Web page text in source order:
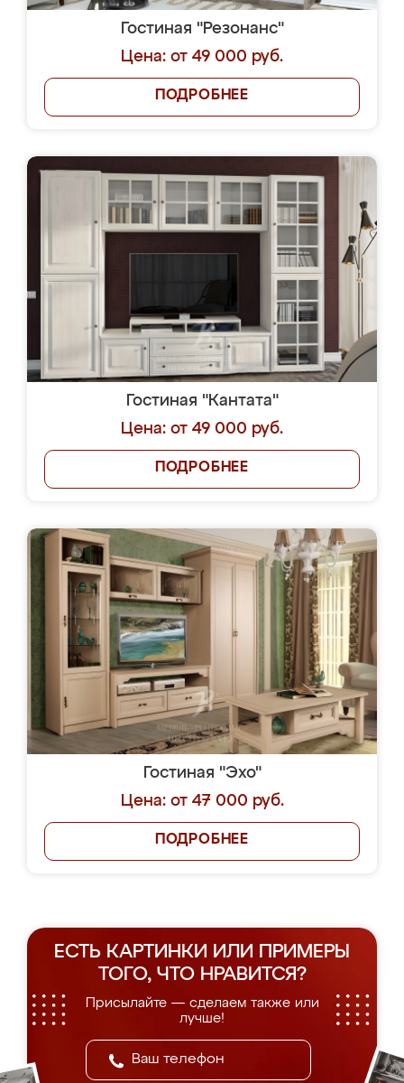
Гостиная "Резонанс"
Цена: от 49 000 руб.
ПОДРОБНЕЕ
Гостиная "Кантата"
Цена: от 49 000 руб.
ПОДРОБНЕЕ
Гостиная "Эхо"
Цена: от 47 000 руб.
ПОДРОБНЕЕ
ЕСТЬ КАРТИНКИ ИЛИ ПРИМЕРЫ
ТОГО, ЧТО НРАВИТСЯ?
Присылайте — сделаем также или
лучше!